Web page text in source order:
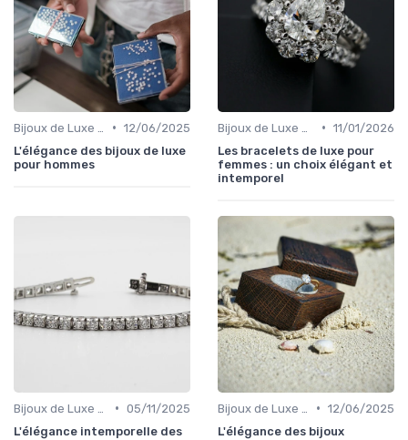
• 12/06/2025
L'élégance des bijoux de luxe
pour hommes
• 11/01/2026
Les bracelets de luxe pour
femmes : un choix élégant et
intemporel
• 05/11/2025
L'élégance intemporelle des
• 12/06/2025
L'élégance des bijoux